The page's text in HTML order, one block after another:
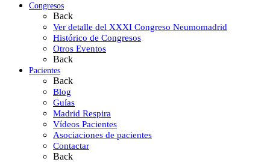
Congresos
Back
Ver detalle del XXXI Congreso Neumomadrid
Histórico de Congresos
Otros Eventos
Back
Pacientes
Back
Blog
Guías
Madrid Respira
Vídeos Pacientes
Asociaciones de pacientes
Contactar
Back